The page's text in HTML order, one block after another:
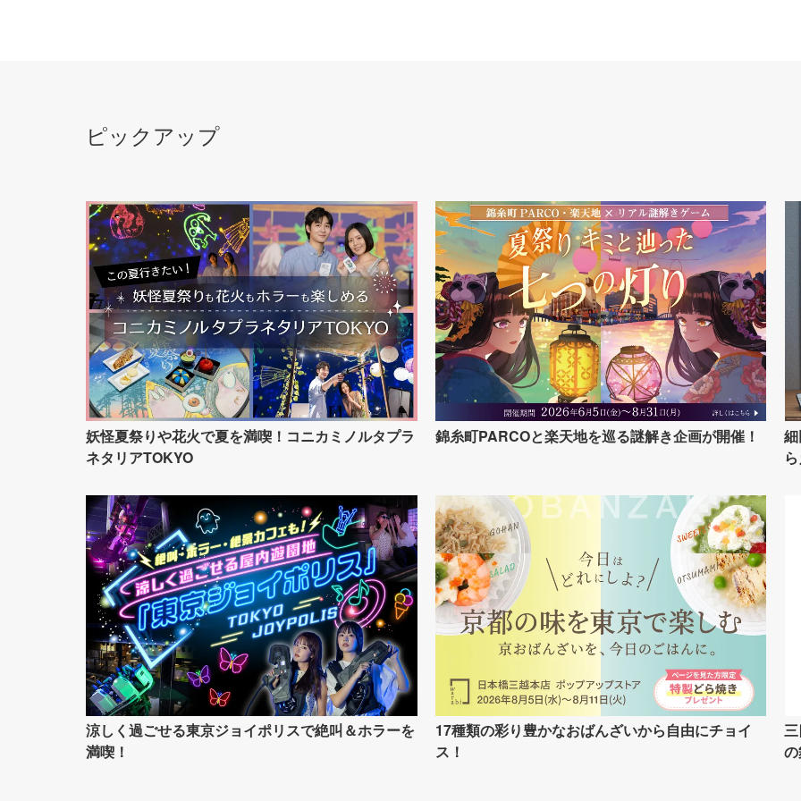
ピックアップ
妖怪夏祭りや花火で夏を満喫！コニカミノルタプラ
ネタリアTOKYO
錦糸町PARCOと楽天地を巡る謎解き企画が開催！
涼しく過ごせる東京ジョイポリスで絶叫＆ホラーを
満喫！
17種類の彩り豊かなおばんざいから自由にチョイ
ス！